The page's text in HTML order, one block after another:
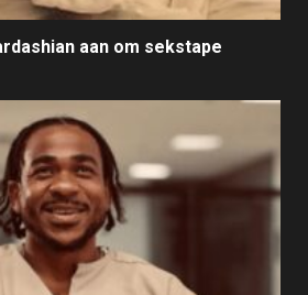
aan om sekstape